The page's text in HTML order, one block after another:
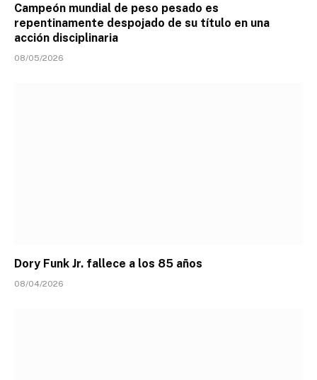
Campeón mundial de peso pesado es
repentinamente despojado de su título en una
acción disciplinaria
08/05/2026
Dory Funk Jr. fallece a los 85 años
08/04/2026